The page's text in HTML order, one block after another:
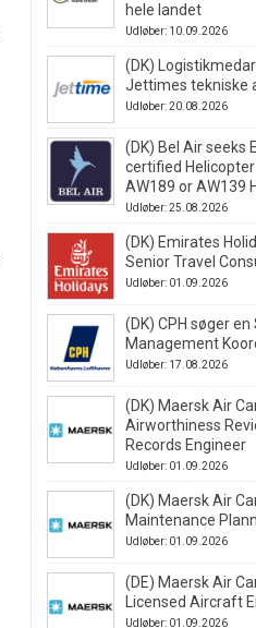
hele landet
Udløber: 10.09.2026
(DK)
Jettimes tekniske
Udløber: 20.08.2026
(DK) Bel Air seeks
certified
AW189 or AW139
Udløber: 25.08.2026
(DK) Emirates
Senior Travel
Udløber: 01.09.2026
(DK) CPH søger
Management
Udløber: 17.08.2026
(DK) Maersk Air
Airworthiness
Records Engineer
Udløber: 01.09.2026
(DK) Maersk Air
Maintenance
Udløber: 01.09.2026
(DE) Maersk Air
Licensed Aircraft
Udløber: 01.09.2026